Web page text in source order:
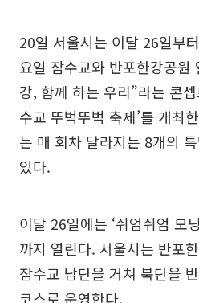
20일 서울시는 이달 26일부
요일 잠수교와 반포한강공원
강, 함께 하는 우리”라는 콘
수교 뚜벅뚜벅 축제’를 개최
는 매 회차 달라지는 8개의
있다.
이달 26일에는 ‘쉬엄쉬엄 모
까지 열린다. 서울시는 반포
잠수교 남단을 거쳐 북단을
코스로 운영한다.